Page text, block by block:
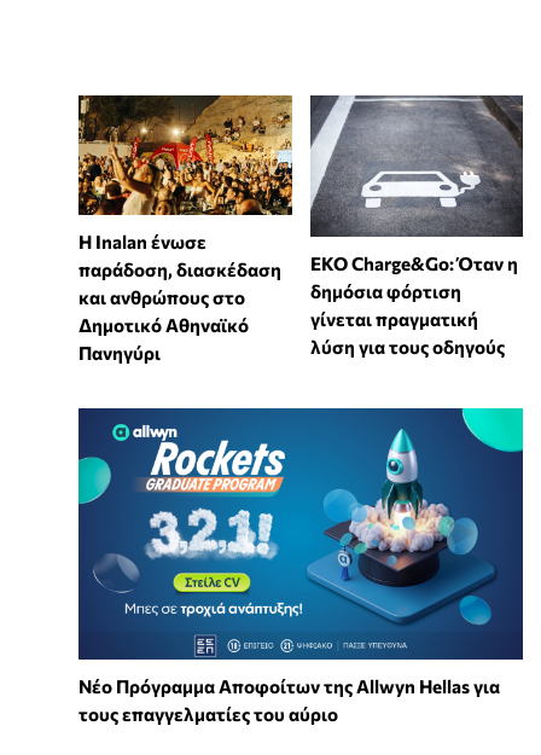
Η Inalan ένωσε
παράδοση, διασκέδαση
και ανθρώπους στο
Δημοτικό Αθηναϊκό
Πανηγύρι
EKO Charge&Go: Όταν η
δημόσια φόρτιση
γίνεται πραγματική
λύση για τους οδηγούς
Νέο Πρόγραμμα Αποφοίτων της Allwyn Hellas για
τους επαγγελματίες του αύριο